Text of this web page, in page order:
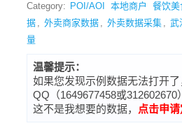
Category: POI/AOI 本地商户 餐饮美
据 , 外卖商家数据 , 外卖数据采集 , 武
量
温馨提示：
如果您发现示例数据无法打开
QQ（1649677458或312602670
这不是我想要的数据，
点击申请